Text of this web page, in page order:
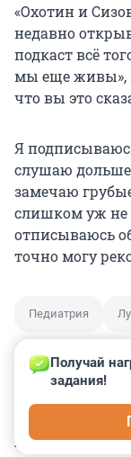
«Охотин и
недавно
подкаст всё
мы еще живы»,
что вы это
Я
слушаю дольше
замечаю
слишком уж не
отписываюсь
точно могу
Педиатрия
Получай
задания!